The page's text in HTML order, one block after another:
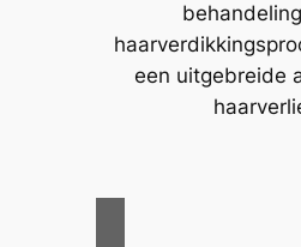
een uitgebreide